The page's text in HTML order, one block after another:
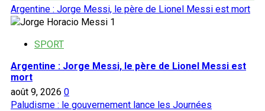
Argentine : Jorge Messi, le père de Lionel Messi est mort
1
SPORT
Argentine : Jorge Messi, le père de Lionel Messi est
mort
août 9, 2026 0
Paludisme : le gouvernement lance les Journées